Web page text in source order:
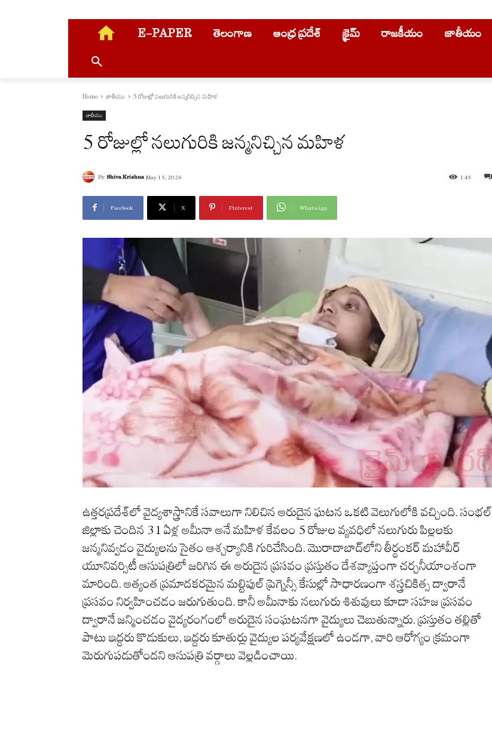
E-PAPER తెలంగాణ ఆంధ్ర ప్రదేశ్ క్రైమ్ రాజకీయం జాతీయం
Home జాతీయం 5 రోజుల్లో నలుగురికి జన్మనిచ్చిన మహిళ
జాతీయం
5 రోజుల్లో నలుగురికి జన్మనిచ్చిన మహిళ
By Shiva Krishna May 15, 2026 145
Facebook X Pinterest WhatsApp
ఉత్తరప్రదేశ్‌లో వైద్యశాస్త్రానికే సవాలుగా నిలిచిన అరుదైన ఘటన ఒకటి వెలుగులోకి వచ్చింది. సంభల్
జిల్లాకు చెందిన 31 ఏళ్ల అమీనా అనే మహిళ కేవలం 5 రోజుల వ్యవధిలో నలుగురు పిల్లలకు
జన్మనివ్వడం వైద్యులను సైతం ఆశ్చర్యానికి గురిచేసింది. మొరాదాబాద్‌లోని తీర్థంకర్ మహావీర్
యూనివర్సిటీ ఆసుపత్రిలో జరిగిన ఈ అరుదైన ప్రసవం ప్రస్తుతం దేశవ్యాప్తంగా చర్చనీయాంశంగా
మారింది. అత్యంత ప్రమాదకరమైన మల్టిపుల్ ప్రెగ్నెన్సీ కేసుల్లో సాధారణంగా శస్త్రచికిత్స ద్వారానే
ప్రసవం నిర్వహించడం జరుగుతుంది. కానీ అమీనాకు నలుగురు శిశువులు కూడా సహజ ప్రసవం
ద్వారానే జన్మించడం వైద్యరంగంలో అరుదైన సంఘటనగా వైద్యులు చెబుతున్నారు. ప్రస్తుతం తల్లితో
పాటు ఇద్దరు కొడుకులు, ఇద్దరు కూతుర్లు వైద్యుల పర్యవేక్షణలో ఉండగా, వారి ఆరోగ్యం క్రమంగా
మెరుగుపడుతోందని ఆసుపత్రి వర్గాలు వెల్లడించాయి.